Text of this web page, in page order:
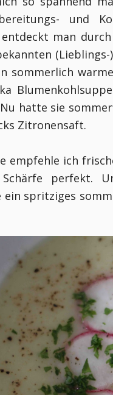
und
man
sommerlich
hatte sie
Zitronensaft.
empfehle ich
perfekt.
spritziges